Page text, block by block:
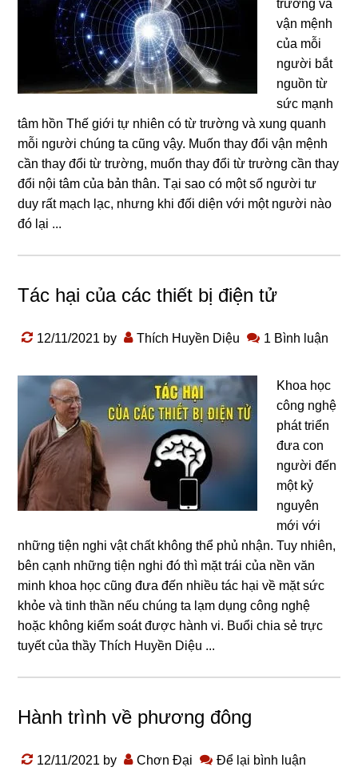
trường và
vận mệnh
của mỗi
người bắt
nguồn từ
sức mạnh
tâm hồn Thế giới tự nhiên có từ trường và xung quanh
mỗi người chúng ta cũng vậy. Muốn thay đổi vận mệnh
cần thay đổi từ trường, muốn thay đổi từ trường cần thay
đổi nội tâm của bản thân. Tại sao có một số người tư
duy rất mạch lạc, nhưng khi đối diện với một người nào
đó lại ...
Tác hại của các thiết bị điện tử
12/11/2021 by Thích Huyền Diệu 1 Bình luận
Khoa học
công nghệ
phát triển
đưa con
người đến
một kỷ
nguyên
mới với
những tiện nghi vật chất không thể phủ nhận. Tuy nhiên,
bên cạnh những tiện nghi đó thì mặt trái của nền văn
minh khoa học cũng đưa đến nhiều tác hại về mặt sức
khỏe và tinh thần nếu chúng ta lạm dụng công nghệ
hoặc không kiểm soát được hành vi. Buổi chia sẻ trực
tuyết của thầy Thích Huyền Diệu ...
Hành trình về phương đông
12/11/2021 by Chơn Đại Để lại bình luận